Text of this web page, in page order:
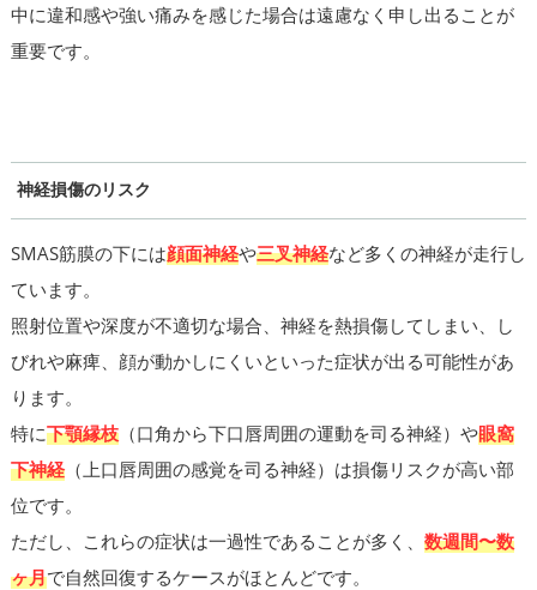
中に違和感や強い痛みを感じた場合は遠慮なく申し出ることが
重要です。
神経損傷のリスク
SMAS筋膜の下には顔面神経や三叉神経など多くの神経が走行し
ています。
照射位置や深度が不適切な場合、神経を熱損傷してしまい、し
びれや麻痺、顔が動かしにくいといった症状が出る可能性があ
ります。
特に下顎縁枝（口角から下口唇周囲の運動を司る神経）や眼窩
下神経（上口唇周囲の感覚を司る神経）は損傷リスクが高い部
位です。
ただし、これらの症状は一過性であることが多く、 数週間〜数
ヶ月で自然回復するケースがほとんどです。